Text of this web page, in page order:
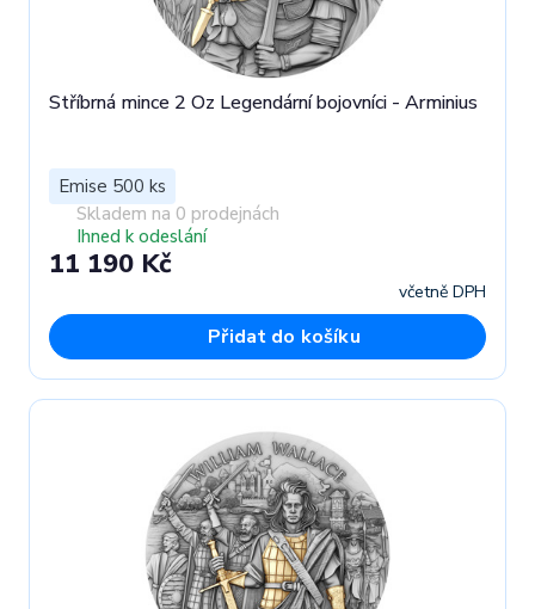
Stříbrná mince 2 Oz Legendární bojovníci - Arminius
Emise 500 ks
Skladem na 0 prodejnách
Ihned k odeslání
11 190 Kč
včetně DPH
Přidat do košíku